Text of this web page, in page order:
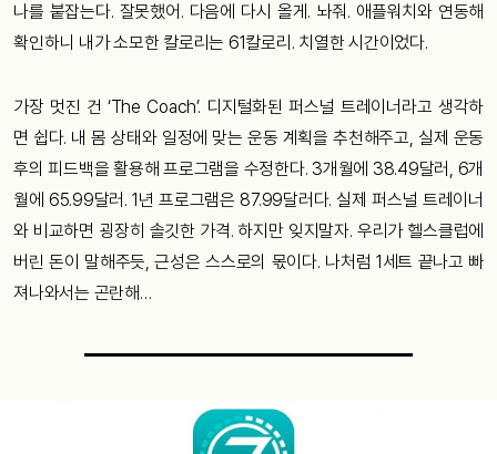
나를 붙잡는다. 잘못했어. 다음에 다시 올게. 놔줘. 애플워치와 연동해
확인하니 내가 소모한 칼로리는 61칼로리. 치열한 시간이었다.
가장 멋진 건 ‘The Coach’. 디지털화된 퍼스널 트레이너라고 생각하
면 쉽다. 내 몸 상태와 일정에 맞는 운동 계획을 추천해주고, 실제 운동
후의 피드백을 활용해 프로그램을 수정한다. 3개월에 38.49달러, 6개
월에 65.99달러. 1년 프로그램은 87.99달러다. 실제 퍼스널 트레이너
와 비교하면 굉장히 솔깃한 가격. 하지만 잊지말자. 우리가 헬스클럽에
버린 돈이 말해주듯, 근성은 스스로의 몫이다. 나처럼 1세트 끝나고 빠
져나와서는 곤란해…